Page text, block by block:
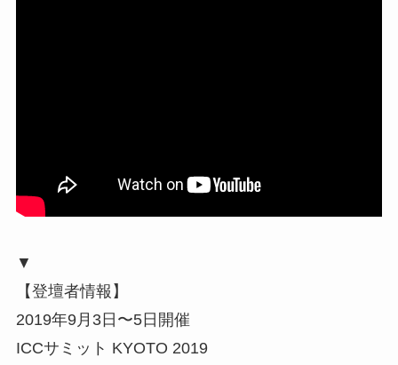
▼
【登壇者情報】
2019年9月3日〜5日開催
ICCサミット KYOTO 2019